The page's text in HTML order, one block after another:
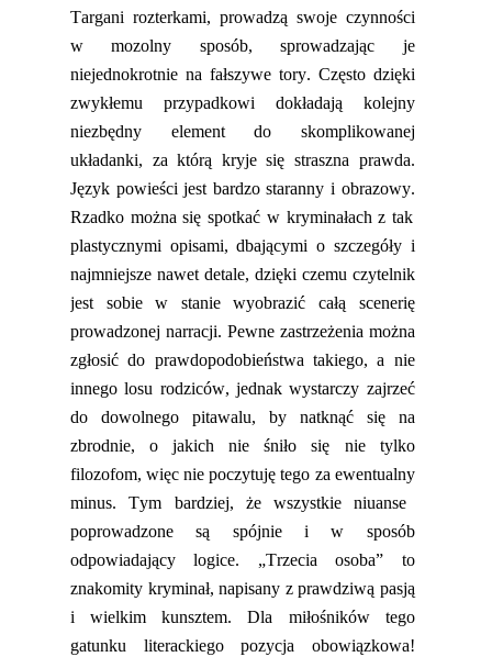
Targani rozterkami, prowadzą swoje czynności
w mozolny sposób,sprowadzając je
niejednokrotnie na fałszywe tory. Często dzięki
zwykłemu przypadkowi dokładają kolejny
niezbędny element do skomplikowanej
układanki, za którą kryje się straszna prawda.
Język powieści jest bardzo staranny i obrazowy.
Rzadko można się spotkać w kryminałach z tak
plastycznymi opisami, dbającymi o szczegóły i
najmniejsze nawet detale, dzięki czemu czytelnik
jest sobie w stanie wyobrazić całą scenerię
prowadzonej narracji. Pewne zastrzeżenia można
zgłosić do prawdopodobieństwa takiego, a nie
innego losu rodziców, jednak wystarczy zajrzeć
do dowolnego pitawalu, by natknąć się na
zbrodnie, o jakich nie śniło się nie tylko
filozofom, więc nie poczytuję tego za ewentualny
minus. Tym bardziej, że wszystkie niuanse
poprowadzone są spójnie i w sposób
odpowiadający logice. „Trzecia osoba” to
znakomity kryminał, napisany z prawdziwą pasją
i wielkim kunsztem. Dla miłośników tego
gatunku literackiego pozycja obowiązkowa!